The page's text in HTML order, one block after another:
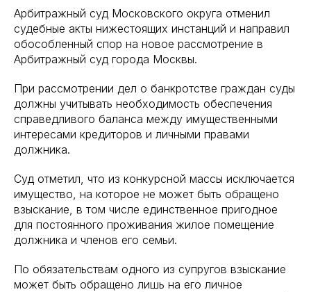
Арбитражный суд Московского округа отменил
судебные акты нижестоящих инстанций и направил
обособленный спор на новое рассмотрение в
Арбитражный суд города Москвы.
При рассмотрении дел о банкротстве граждан суды
должны учитывать необходимость обеспечения
справедливого баланса между имущественными
интересами кредиторов и личными правами
должника.
Суд отметил, что из конкурсной массы исключается
имущество, на которое не может быть обращено
взыскание, в том числе единственное пригодное
для постоянного проживания жилое помещение
должника и членов его семьи.
По обязательствам одного из супругов взыскание
может быть обращено лишь на его личное